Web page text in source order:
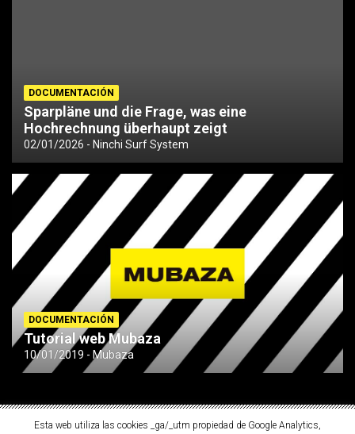
DOCUMENTACIÓN
Sparpläne und die Frage, was eine
Hochrechnung überhaupt zeigt
02/01/2026 Ninchi Surf System
DOCUMENTACIÓN
Tutorial web Mubaza
10/01/2019 Mubaza
Esta web utiliza las cookies _ga/_utm propiedad de Google Analytics,